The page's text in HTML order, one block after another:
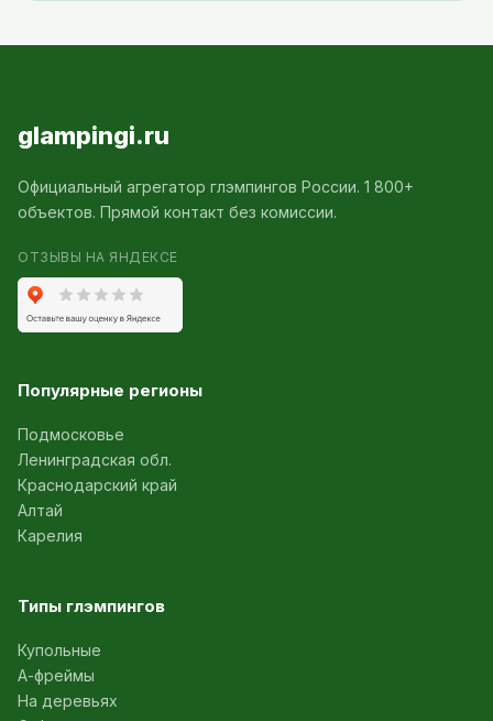
glampingi.ru
Официальный агрегатор глэмпингов России. 1 800+
объектов. Прямой контакт без комиссии.
ОТЗЫВЫ НА ЯНДЕКСЕ
Популярные регионы
Подмосковье
Ленинградская обл.
Краснодарский край
Алтай
Карелия
Типы глэмпингов
Купольные
А-фреймы
На деревьях